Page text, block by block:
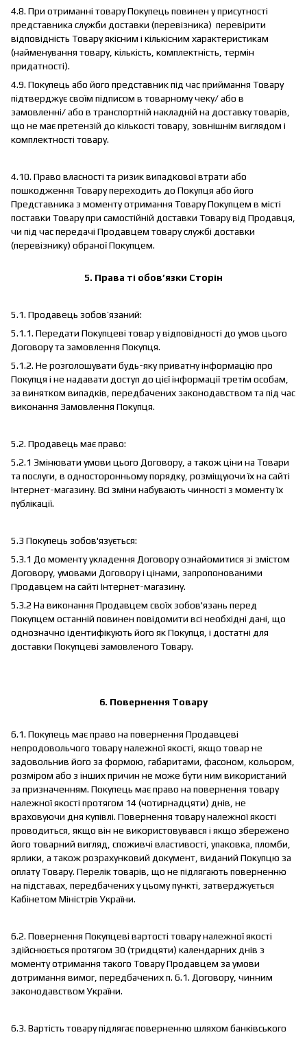
4.8. При отриманні товару Покупець повинен у присутності
представника служби доставки (перевізника) перевірити
відповідність Товару якісним і кількісним характеристикам
(найменування товару, кількість, комплектність, термін
придатності).
4.9. Покупець або його представник під час приймання Товару
підтверджує своїм підписом в товарному чеку/ або в
замовленні/ або в транспортній накладній на доставку товарів,
що не має претензій до кількості товару, зовнішнім виглядом і
комплектності товару.
4.10. Право власності та ризик випадкової втрати або
пошкодження Товару переходить до Покупця або його
Представника з моменту отримання Товару Покупцем в місті
поставки Товару при самостійній доставки Товару від Продавця,
чи під час передачі Продавцем товару службі доставки
(перевізнику) обраної Покупцем.
5. Права ті обов’язки Сторін
5.1. Продавець зобов’язаний:
5.1.1. Передати Покупцеві товар у відповідності до умов цього
Договору та замовлення Покупця.
5.1.2. Не розголошувати будь-яку приватну інформацію про
Покупця і не надавати доступ до цієї інформації третім особам,
за винятком випадків, передбачених законодавством та під час
виконання Замовлення Покупця.
5.2. Продавець має право:
5.2.1 Змінювати умови цього Договору, а також ціни на Товари
та послуги, в односторонньому порядку, розміщуючи їх на сайті
Інтернет-магазину. Всі зміни набувають чинності з моменту їх
публікації.
5.3 Покупець зобов'язується:
5.3.1 До моменту укладення Договору ознайомитися зі змістом
Договору, умовами Договору і цінами, запропонованими
Продавцем на сайті Інтернет-магазину.
5.3.2 На виконання Продавцем своїх зобов'язань перед
Покупцем останній повинен повідомити всі необхідні дані, що
однозначно ідентифікують його як Покупця, і достатні для
доставки Покупцеві замовленого Товару.
6. Повернення Товару
6.1. Покупець має право на повернення Продавцеві
непродовольчого товару належної якості, якщо товар не
задовольнив його за формою, габаритами, фасоном, кольором,
розміром або з інших причин не може бути ним використаний
за призначенням. Покупець має право на повернення товару
належної якості протягом 14 (чотирнадцяти) днів, не
враховуючи дня купівлі. Повернення товару належної якості
проводиться, якщо він не використовувався і якщо збережено
його товарний вигляд, споживчі властивості, упаковка, пломби,
ярлики, а також розрахунковий документ, виданий Покупцю за
оплату Товару. Перелік товарів, що не підлягають поверненню
на підставах, передбачених у цьому пункті, затверджується
Кабінетом Міністрів України.
6.2. Повернення Покупцеві вартості товару належної якості
здійснюється протягом 30 (тридцяти) календарних днів з
моменту отримання такого Товару Продавцем за умови
дотримання вимог, передбачених п. 6.1. Договору, чинним
законодавством України.
6.3. Вартість товару підлягає поверненню шляхом банківського